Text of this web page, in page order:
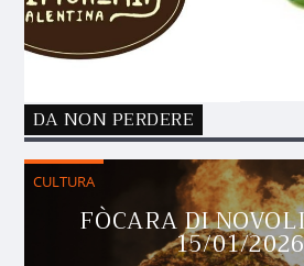
DA NON PERDERE
CULTURA
FÒCARA DI
15/01/